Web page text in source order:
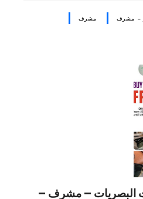
– مشرف مشرف
البصريات – مشرف –